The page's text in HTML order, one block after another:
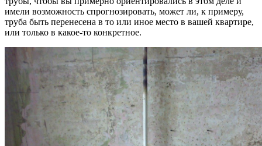
имели возможность спрогнозировать, может ли, к примеру,
труба быть перенесена в то или иное место в вашей квартире,
или только в какое-то конкретное.